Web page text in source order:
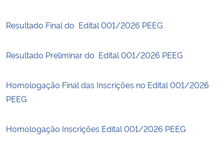
Resultado Final do Edital 001/2026 PEEG
Resultado Preliminar do Edital 001/2026 PEEG
Homologação Final das Inscrições no Edital 001/2026
PEEG
Homologação Inscrições Edital 001/2026 PEEG